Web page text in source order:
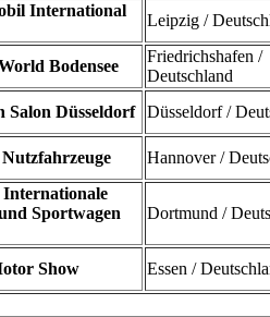
International
Leipzig /
Bodensee
Friedrichshafen /
Deutschland
Salon Düsseldorf
Düsseldorf /
Hannover /
Sportwagen
Dortmund /
Show Essen /